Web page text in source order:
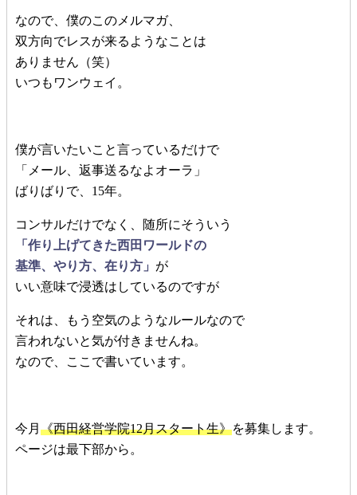
なので、僕のこのメルマガ、
双方向でレスが来るようなことは
ありません（笑）
いつもワンウェイ。
僕が言いたいこと言っているだけで
「メール、返事送るなよオーラ」
ばりばりで、15年。
コンサルだけでなく、随所にそういう
「作り上げてきた西田ワールドの
基準、やり方、在り方」 が
いい意味で浸透はしているのですが
それは、もう空気のようなルールなので
言われないと気が付きませんね。
なので、ここで書いています。
今月 《西田経営学院12月スタート生》を募集します。
ページは最下部から。